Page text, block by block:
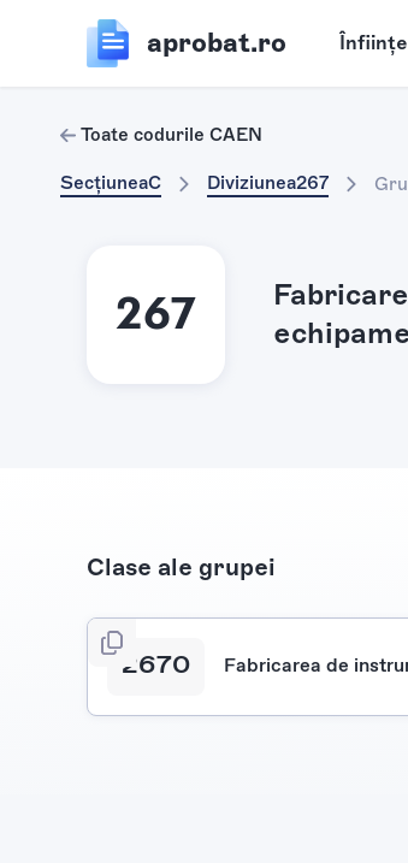
aprobat.ro
Toate codurile CAEN
SecțiuneaC Diviziunea267
267
Clase ale grupei
2670 Fabricarea de